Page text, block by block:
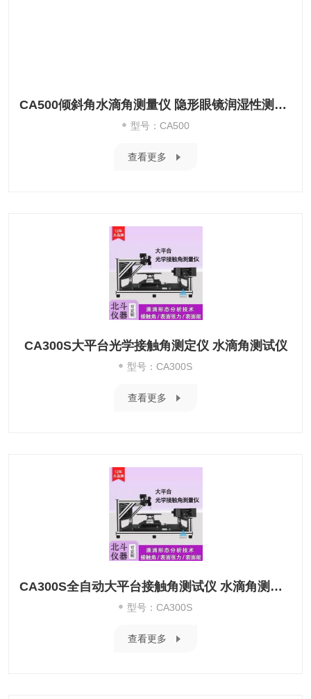
CA500倾斜角水滴角测量仪 隐形眼镜润湿性测试仪
型号：CA500
查看更多
CA300S大平台光学接触角测定仪 水滴角测试仪
型号：CA300S
查看更多
CA300S全自动大平台接触角测试仪 水滴角测量仪
型号：CA300S
查看更多